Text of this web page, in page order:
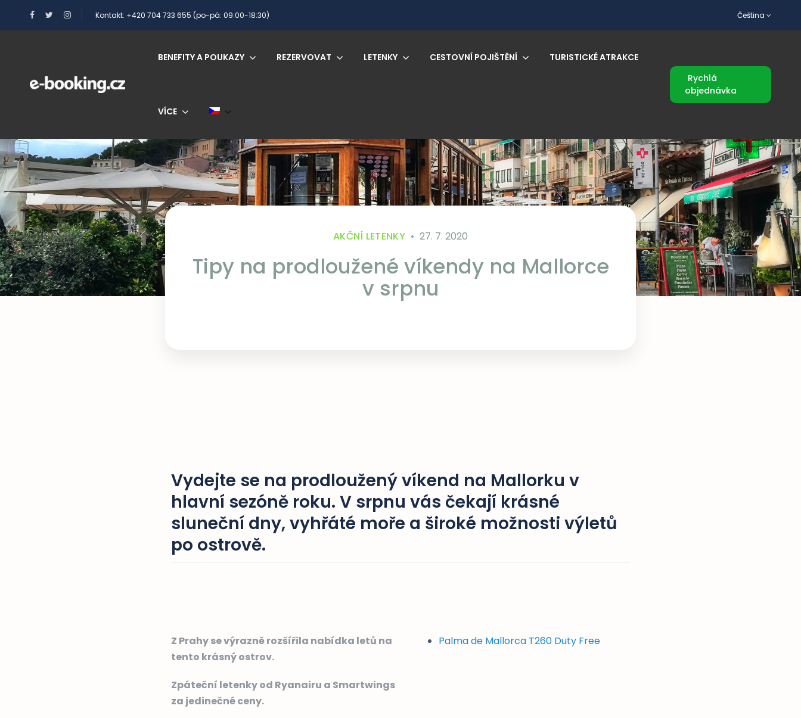
Kontakt: +420 704 733 655 (po-pá: 09:00-18:30) Čeština
BENEFITY A POUKAZY REZERVOVAT LETENKY CESTOVNÍ POJIŠTĚNÍ TURISTICKÉ ATRAKCE
VÍCE
Rychlá
objednávka
AKČNÍ LETENKY 27. 7. 2020
Tipy na prodloužené víkendy na Mallorce
v srpnu
Vydejte se na prodloužený víkend na Mallorku v
hlavní sezóně roku. V srpnu vás čekají krásné
sluneční dny, vyhřáté moře a široké možnosti výletů
po ostrově.
Z Prahy se výrazně rozšířila nabídka letů na
tento krásný ostrov.
Zpáteční letenky od Ryanairu a Smartwings
za jedinečné ceny.
Palma de Mallorca T260 Duty Free